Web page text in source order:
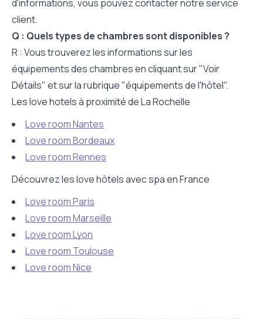
d'informations, vous pouvez contacter notre service
client.
Q : Quels types de chambres sont disponibles ?
R : Vous trouverez les informations sur les
équipements des chambres en cliquant sur "Voir
Détails" et sur la rubrique "équipements de l'hôtel".
Les love hotels à proximité de La Rochelle
Love room Nantes
Love room Bordeaux
Love room Rennes
Découvrez les love hôtels avec spa en France
Love room Paris
Love room Marseille
Love room Lyon
Love room Toulouse
Love room Nice